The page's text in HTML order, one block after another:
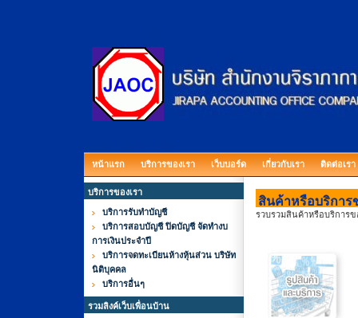
หน้าแรก บริการของเรา เว็บบอร์ด เกี่ยวกับเรา ติดต่อเรา
บริการของเรา
บริการรับทำบัญชี
บริการสอบบัญชี ปิดบัญชี จัดทำงบ
การเงินประจำปี
บริการจดทะเบียนห้างหุ้นส่วน บริษัท
นิติบุคคล
บริการอื่นๆ
รวมลิงค์เว็บเพื่อนบ้าน
สินค้าหรือบริการ
รวบรวมสินค้าหรือบริการข